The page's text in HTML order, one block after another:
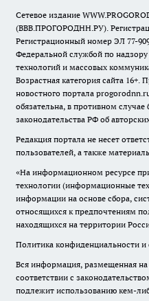
Сетевое издание
(ВВВ.ПРОГОРОДНН.РУ).
Регистрационный номер ЭЛ 77-
Федеральной службой по
технологий и массовых
Возрастная категория сайта
новостного портала
обязательна, в противном
законодательства РФ об
Редакция портала не несет
пользователей, а также
«На информационном ресурсе
технологии (информационные
информации на основе сбора,
относящихся к предпочтениям
находящихся на территории
Политика конфиденциальности
Вся информация, размещенная на
соответствии с
подлежит использованию кем-